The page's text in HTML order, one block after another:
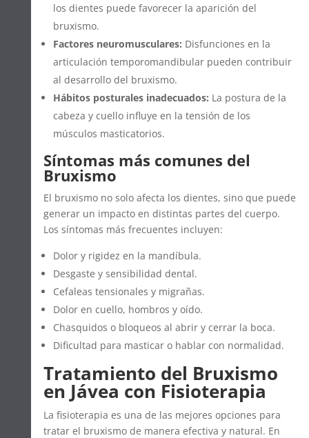
los dientes puede favorecer la aparición del
bruxismo.
Factores neuromusculares: Disfunciones en la
articulación temporomandibular pueden contribuir
al desarrollo del bruxismo.
Hábitos posturales inadecuados: La postura de la
cabeza y cuello influye en la tensión de los
músculos masticatorios.
Síntomas más comunes del
Bruxismo
El bruxismo no solo afecta los dientes, sino que puede
generar un impacto en distintas partes del cuerpo.
Los síntomas más frecuentes incluyen:
Dolor y rigidez en la mandíbula.
Desgaste y sensibilidad dental.
Cefaleas tensionales y migrañas.
Dolor en cuello, hombros y oído.
Chasquidos o bloqueos al abrir y cerrar la boca.
Dificultad para masticar o hablar con normalidad.
Tratamiento del Bruxismo
en Jávea con Fisioterapia
La fisioterapia es una de las mejores opciones para
tratar el bruxismo de manera efectiva y natural. En